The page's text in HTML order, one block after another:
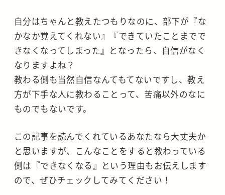
自分はちゃんと教えたつもりなのに、部下が『な
かなか覚えてくれない』『できていたことまでで
きなくなってしまった』となったら、自信がなく
なりますよね？
教わる側も当然自信なんてもてないですし、教え
方が下手な人に教わることって、苦痛以外のなに
ものでもないです。
この記事を読んでくれているあなたなら大丈夫か
と思いますが、こんなことをすると教わっている
側は『できなくなる』という理由もお伝えします
ので、ぜひチェックしてみてください！